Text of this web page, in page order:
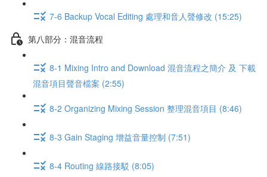
7-6 Backup Vocal Editing 處理和音人聲修改 (15:25)
第八部分：混音流程
8-1 Mixing Intro and Download 混音流程之簡介 及 下載
混音項目聲音檔案 (2:55)
8-2 Organizing Mixing Session 整理混音項目 (8:46)
8-3 Gain Staging 增益音量控制 (7:51)
8-4 Routing 線路接駁 (8:05)